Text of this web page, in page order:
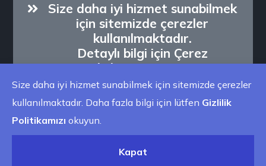
Size daha iyi hizmet sunabilmek
için sitemizde çerezler
kullanılmaktadır.
Detaylı bilgi için Çerez
Aydınlatma Metnimizi
inceleyebilirsiniz.
Copyright © 2023 All Rights Reserved.
Size daha iyi hizmet sunabilmek için sitemizde çerezler
kullanılmaktadır. Daha fazla bilgi için lütfen Gizlilik
Politikamızı okuyun.
Kapat